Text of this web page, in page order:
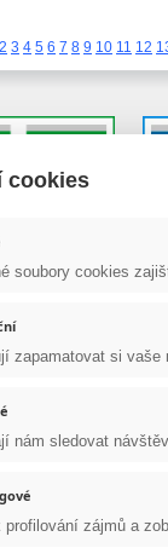
2 3 4 5 6 7 8 9 10 11 12
do 48 hodin.
posta@sukl.cz
cookies
soubory cookies
zapamatovat si
nám sledovat
zájmů a